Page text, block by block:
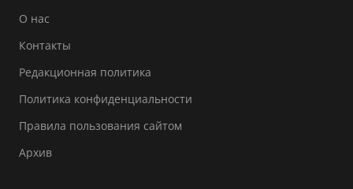
О нас
Контакты
Редакционная политика
Политика конфиденциальности
Правила пользования сайтом
Архив